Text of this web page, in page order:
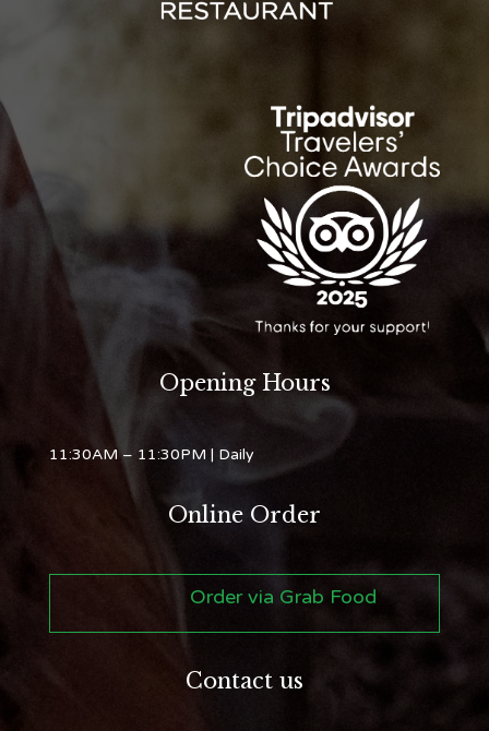
Opening Hours
11:30AM – 11:30PM | Daily
Online Order
Order via Grab Food
Contact us